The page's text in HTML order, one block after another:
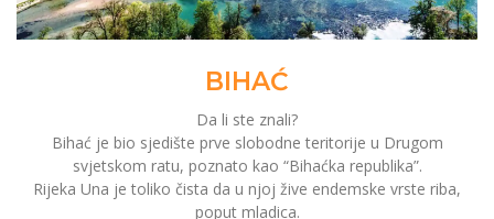
BIHAĆ
Da li ste znali?
Bihać je bio sjedište prve slobodne teritorije u Drugom
svjetskom ratu, poznato kao “Bihaćka republika”.
Rijeka Una je toliko čista da u njoj žive endemske vrste riba,
poput mladica.